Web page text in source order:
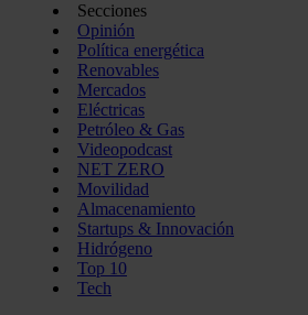
Secciones
Opinión
Política energética
Renovables
Mercados
Eléctricas
Petróleo & Gas
Videopodcast
NET ZERO
Movilidad
Almacenamiento
Startups & Innovación
Hidrógeno
Top 10
Tech